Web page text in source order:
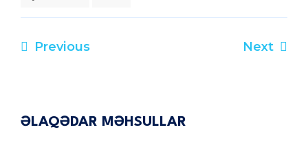
Yazı
Previous Next
ƏLAQƏDAR MƏHSULLAR